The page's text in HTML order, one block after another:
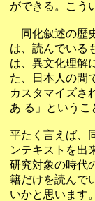
ができる。こう
同化叙述の歴
は、読んでいる
は、異文化理解
た、日本人の間
カスタマイズさ
あ る」という
平たく言えば、
ンテキストを出
研究対象の時代
籍だけを読んで
いかと思います。